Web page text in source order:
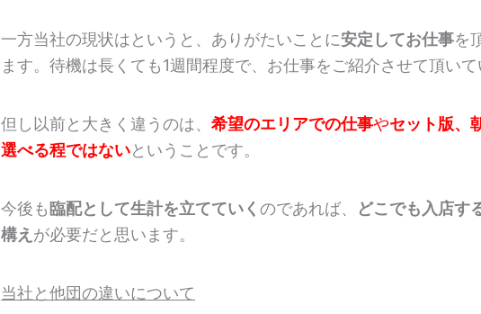
一方当社の現状はというと、ありがたいことに安定してお仕事を
ます。待機は長くても1週間程度で、お仕事をご紹介させて頂いて
但し以前と大きく違うのは、 希望のエリアでの仕事やセット版、
選べる程ではないということです。
今後も 臨配として生計を立てていく のであれば、
どこでも入店す
構え が必要だと思います。
当社と他団の違いについて